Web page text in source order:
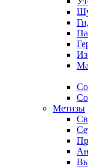
Метизы